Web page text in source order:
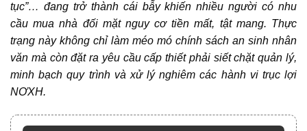
tục”… đang trở thành cái bẫy khiến nhiều người có nhu
cầu mua nhà đối mặt nguy cơ tiền mất, tật mang. Thực
trạng này không chỉ làm méo mó chính sách an sinh nhân
văn mà còn đặt ra yêu cầu cấp thiết phải siết chặt quản lý,
minh bạch quy trình và xử lý nghiêm các hành vi trục lợi
NƠXH.